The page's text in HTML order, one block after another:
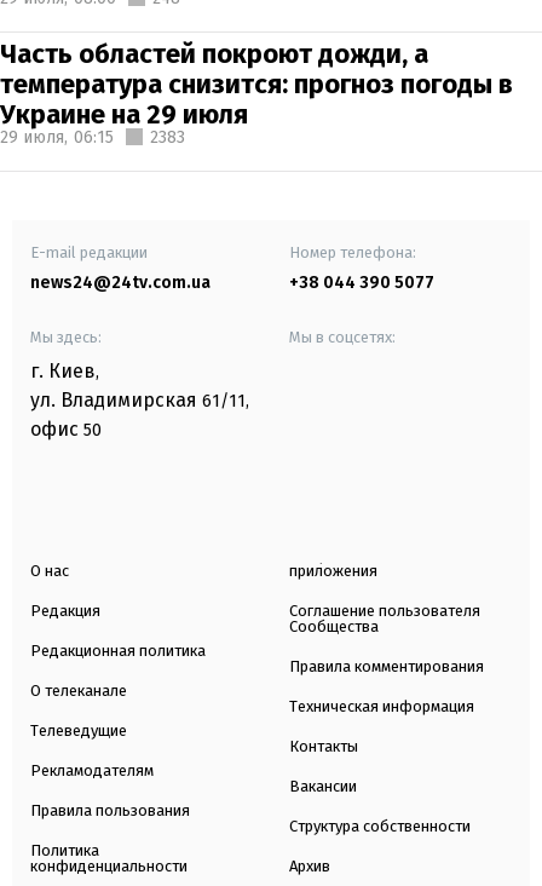
Часть областей покроют дожди, а
температура снизится: прогноз погоды в
Украине на 29 июля
29 июля, 06:15 2383
E-mail редакции
news24@24tv.com.ua
Номер телефона:
+38 044 390 5077
Мы здесь:
г. Киев,
ул. Владимирская 61/11,
офис 50
Мы в соцсетях:
О нас
Редакция
Редакционная политика
О телеканале
Телеведущие
Рекламодателям
Правила пользования
Политика
конфиденциальности
приложения
Соглашение пользователя
Сообщества
Правила комментирования
Техническая информация
Контакты
Вакансии
Структура собственности
Архив